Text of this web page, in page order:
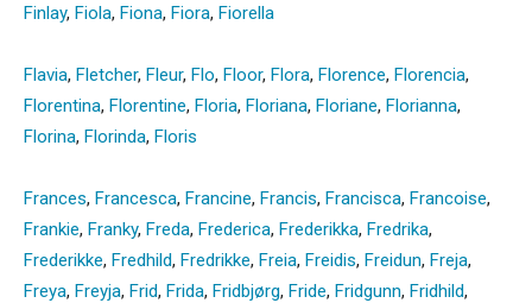
Finlay, Fiola, Fiona, Fiora, Fiorella
Flavia, Fletcher, Fleur, Flo, Floor, Flora, Florence, Florencia,
Florentina, Florentine, Floria, Floriana, Floriane, Florianna,
Florina, Florinda, Floris
Frances, Francesca, Francine, Francis, Francisca, Francoise,
Frankie, Franky, Freda, Frederica, Frederikka, Fredrika,
Frederikke, Fredhild, Fredrikke, Freia, Freidis, Freidun, Freja,
Freya, Freyja, Frid, Frida, Fridbjørg, Fride, Fridgunn, Fridhild,